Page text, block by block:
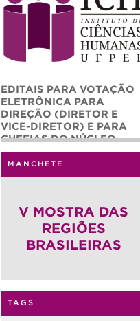
EDITAIS PARA VOTAÇÃO
ELETRÔNICA PARA
DIREÇÃO (DIRETOR E
VICE-DIRETOR) E PARA
CHEFIAS DO NÚCLEO
ADMINISTRATIVO (CHEFE
E CHEFE ADJUNTO) DO
INSTITUTO DE CIÊNCIAS
MANCHETE
V MOSTRA DAS
REGIÕES
BRASILEIRAS
TAGS